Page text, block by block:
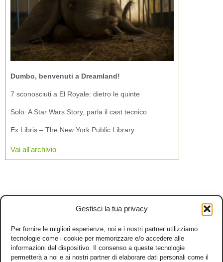
Gestisci la tua privacy
Per fornire le migliori esperienze, noi e i nostri partner utilizziamo
tecnologie come i cookie per memorizzare e/o accedere alle
informazioni del dispositivo. Il consenso a queste tecnologie
permetterà a noi e ai nostri partner di elaborare dati personali come il
Dumbo, benvenuti a Dreamland!
7 sconosciuti a El Royale: dietro le quinte
Solo: A Star Wars Story, parla il cast tecnico
Ex Libris – The New York Public Library
Vai all'archivio